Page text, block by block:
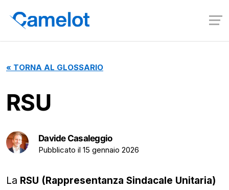
« TORNA AL GLOSSARIO
RSU
Davide Casaleggio
Pubblicato il 15 gennaio 2026
La RSU (Rappresentanza Sindacale Unitaria)